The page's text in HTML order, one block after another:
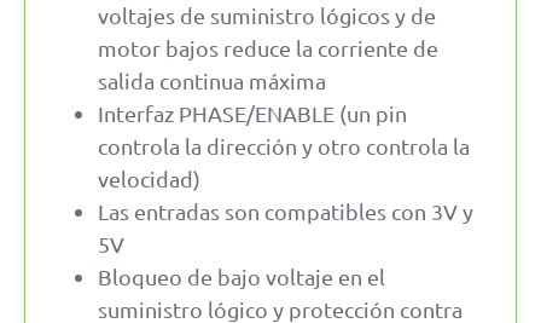
voltajes de suministro lógicos y de
motor bajos reduce la corriente de
salida continua máxima
Interfaz PHASE/ENABLE (un pin
controla la dirección y otro controla la
velocidad)
Las entradas son compatibles con 3V y
5V
Bloqueo de bajo voltaje en el
suministro lógico y protección contra